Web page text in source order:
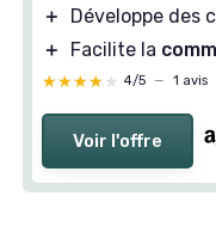
＋
Développe des
＋
Facilite la
★★★★★
★★★★★ 4/5 — 1 avis
Voir l'offre